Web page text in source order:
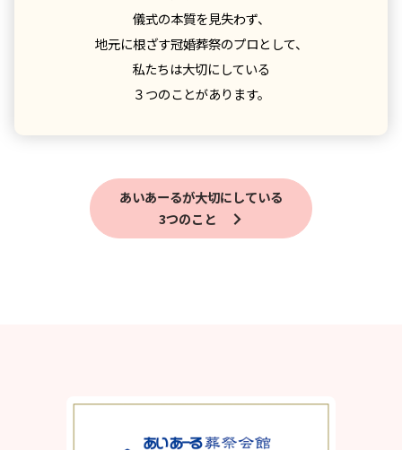
儀式の本質を見失わず、
地元に根ざす冠婚葬祭のプロとして、
私たちは大切にしている
３つのことがあります。
あいあーるが大切にしている
3つのこと